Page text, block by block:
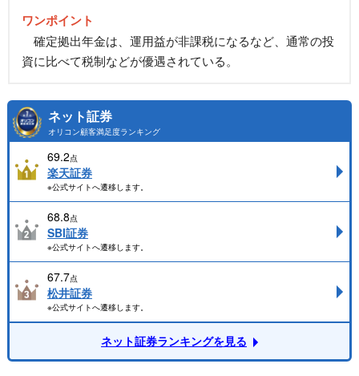
ワンポイント
確定拠出年金は、運用益が非課税になるなど、通常の投
資に比べて税制などが優遇されている。
ネット証券
オリコン顧客満足度ランキング
69.2点
楽天証券
※公式サイトへ遷移します。
68.8点
SBI証券
※公式サイトへ遷移します。
67.7点
松井証券
※公式サイトへ遷移します。
ネット証券ランキングを見る